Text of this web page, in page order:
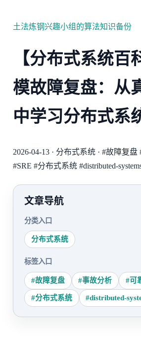
土法炼钢兴趣小组的算法知识备份
【分布式系统百
模故障复盘：从
中学习分布式系
2026-04-13· 分布式系统· #故障复盘
#SRE #分布式系统 #distributed-
文章导航
分类入口
分布式系统
标签入口
#故障复盘 #事故分析 #可
#分布式系统 #distributed-